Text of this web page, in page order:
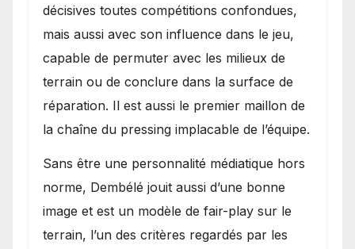
décisives toutes compétitions confondues,
mais aussi avec son influence dans le jeu,
capable de permuter avec les milieux de
terrain ou de conclure dans la surface de
réparation. Il est aussi le premier maillon de
la chaîne du pressing implacable de l’équipe.
Sans être une personnalité médiatique hors
norme, Dembélé jouit aussi d’une bonne
image et est un modèle de fair-play sur le
terrain, l’un des critères regardés par les